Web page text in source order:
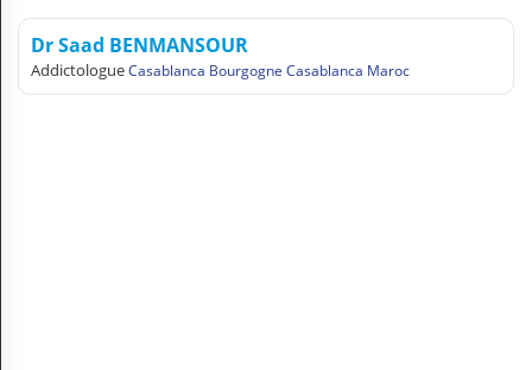
Dr Saad BENMANSOUR
AddictologueCasablanca Bourgogne Casablanca Maroc